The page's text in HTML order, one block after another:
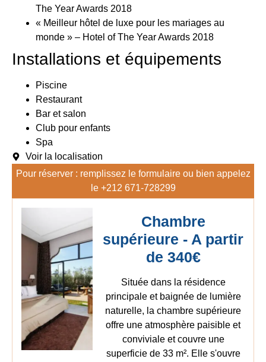
The Year Awards 2018
« Meilleur hôtel de luxe pour les mariages au
monde » – Hotel of The Year Awards 2018
Installations et équipements
Piscine
Restaurant
Bar et salon
Club pour enfants
Spa
Voir la localisation
Pour réserver : remplissez le formulaire ou bien appelez
le +212 671-728299
Chambre
supérieure - A partir
de 340€
Située dans la résidence
principale et baignée de lumière
naturelle, la chambre supérieure
offre une atmosphère paisible et
conviviale et couvre une
superficie de 33 m². Elle s'ouvre